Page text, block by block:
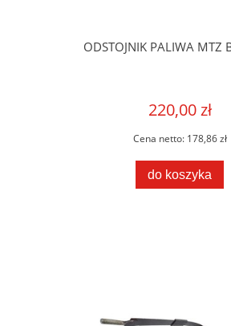
ODSTOJNIK PALIWA MTZ
220,00 zł
Cena netto: 178,86 zł
do koszyka